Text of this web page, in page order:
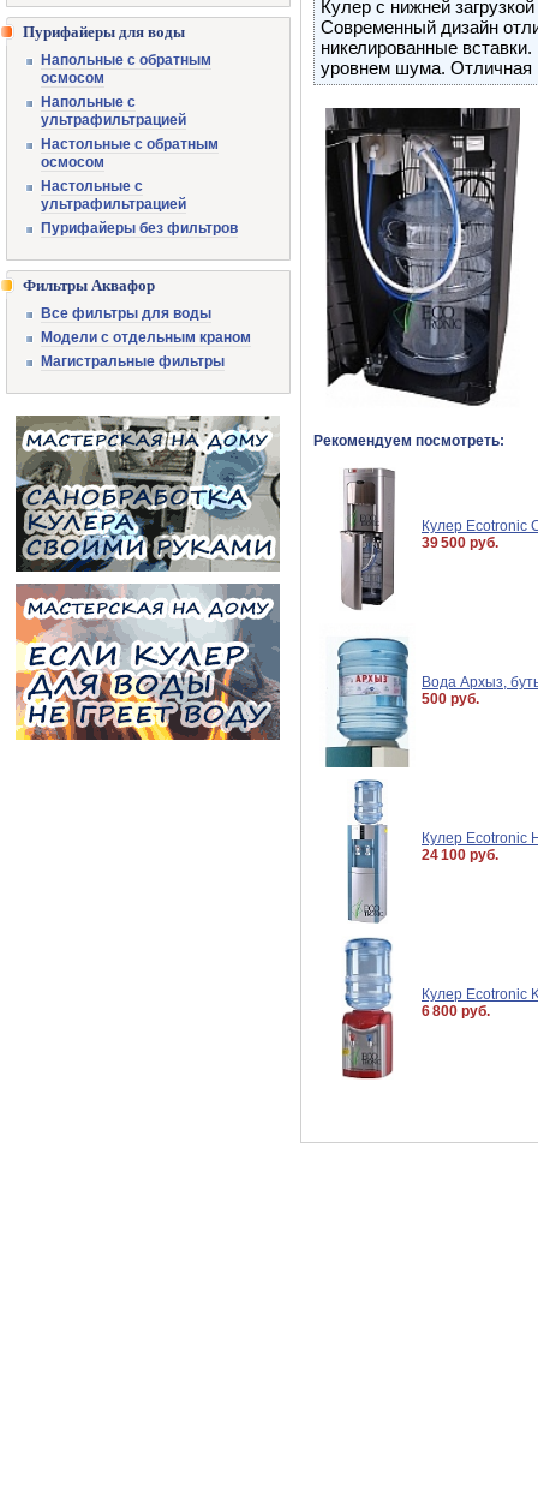
Кулер с нижней
Современный дизайн
никелированные
уровнем шума.
Рекомендуем посмотреть:
Кулер Ecotronic
39 500 руб.
Вода Архыз,
500 руб.
Кулер Ecotronic
24 100 руб.
Кулер Ecotronic
6 800 руб.
Пурифайеры для воды
Напольные с обратным
осмосом
Напольные с
ультрафильтрацией
Настольные с обратным
осмосом
Настольные с
ультрафильтрацией
Пурифайеры без фильтров
Фильтры Аквафор
Все фильтры для воды
Модели с отдельным краном
Магистральные фильтры